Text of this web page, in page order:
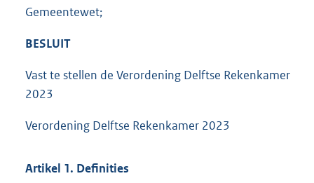
Gemeentewet;
BESLUIT
Vast te stellen de Verordening Delftse Rekenkamer
2023
Verordening Delftse Rekenkamer 2023
Artikel 1. Definities